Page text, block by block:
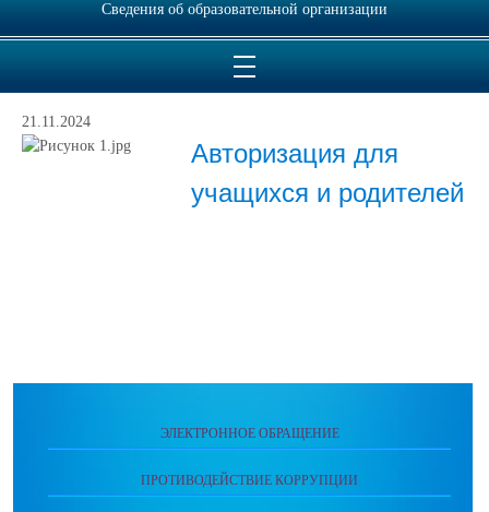
персональных данных в МАОУ СОШ № 48 города Тюмени.pdf
21.11.2024
Авторизация для
учащихся и родителей
ЭЛЕКТРОННОЕ ОБРАЩЕНИЕ
ПРОТИВОДЕЙСТВИЕ КОРРУПЦИИ
Сведения об образовательной организации